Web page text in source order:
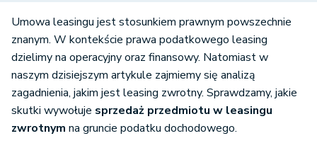
Umowa leasingu jest stosunkiem prawnym powszechnie
znanym. W kontekście prawa podatkowego leasing
dzielimy na operacyjny oraz finansowy. Natomiast w
naszym dzisiejszym artykule zajmiemy się analizą
zagadnienia, jakim jest leasing zwrotny. Sprawdzamy, jakie
skutki wywołuje sprzedaż przedmiotu w leasingu
zwrotnym na gruncie podatku dochodowego.